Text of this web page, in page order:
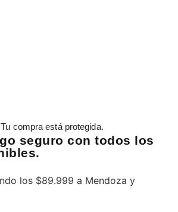
Tu compra está protegida.
seguro con todos los
los $89.999 a Mendoza y